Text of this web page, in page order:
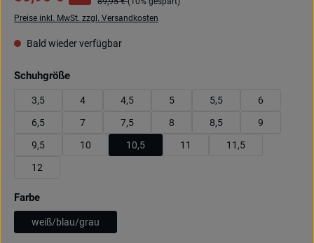
Preise inkl. MwSt. zzgl. Versandkosten
Bald wieder verfügbar
Schuhgrößeauswählen
3,5 4 4,5 5 5,5
6
6,5
7 7,5 8 8,5
9
9,5
10 10,5 11
11,5
12
Farbeauswählen
weiß/blau/grau